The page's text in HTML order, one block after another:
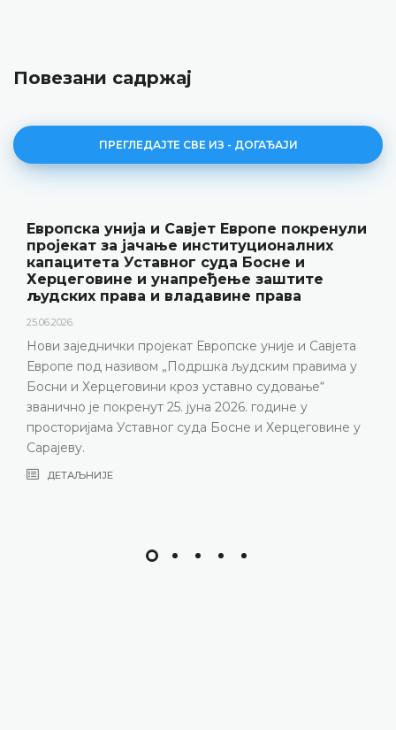
Повезани садржај
ПРЕГЛЕДАЈТЕ СВЕ ИЗ - ДОГАЂАЈИ
Уставни суд БиХ представио годишње
резултате рада и нову публикацију
„Годишњак“
18.05.2026.
представљени релевантна статистика, кључни
резултати рада Уставног суда у 2025. години, али и
изазови с којима се Уставни суд суочава посљедњих
година, нарочито због непопуњености судијског
састава